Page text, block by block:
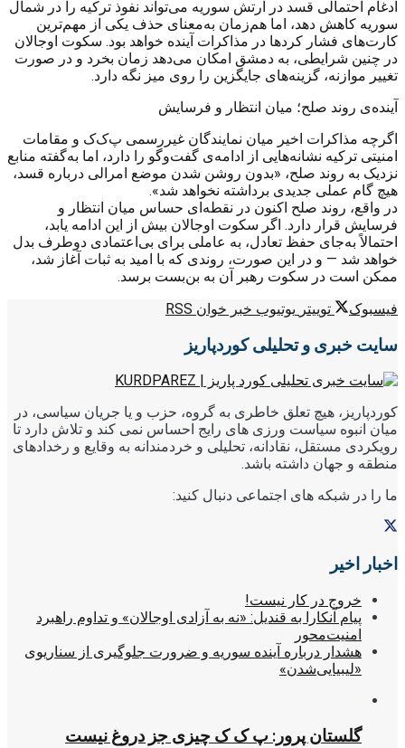
ادغام احتمالی قسد در ارتش سوریه می‌تواند نفوذ ترکیه را در شمال
سوریه کاهش دهد، اما هم‌زمان به‌معنای حذف یکی از مهم‌ترین
کارت‌های فشار کردها در مذاکرات آینده خواهد بود. سکوت اوجالان
در چنین شرایطی، به دمشق امکان می‌دهد زمان بخرد و در صورت
تغییر موازنه، گزینه‌های جایگزین را روی میز نگه دارد.
آینده‌ی روند صلح؛ میان انتظار و فرسایش
اگرچه مذاکرات اخیر میان نمایندگان غیررسمی پ‌ک‌ک و مقامات
امنیتی ترکیه نشانه‌هایی از ادامه‌ی گفت‌وگو را دارد، اما به‌گفته منابع
نزدیک به روند صلح، «بدون روشن شدن موضع امرالی درباره قسد،
هیچ گام عملی جدیدی برداشته نخواهد شد».
در واقع، روند صلح اکنون در نقطه‌ای حساس میان انتظار و
فرسایش قرار دارد. اگر سکوت اوجالان بیش از این ادامه یابد،
احتمالاً به‌جای حفظ تعادل، به عاملی برای بی‌اعتمادی دوطرف بدل
خواهد شد — و در این صورت، روندی که با امید به ثبات آغاز شد،
ممکن است در سکوت رهبر آن به بن‌بست برسد.
فیسبوک
توییتر یوتیوب خبر خوان RSS
سایت خبری و تحلیلی کوردپاریز
کوردپاریز، هیچ تعلق خاطری به گروه، حزب و یا جریان سیاسی، در
میان انبوه سیاست ورزی های رایج احساس نمی کند و تلاش دارد تا
رویکردی مستقل، نقادانه، تحلیلی و خردمندانه به وقایع و رخدادهای
منطقه و جهان داشته باشد.
ما را در شبکه های اجتماعی دنبال کنید:
اخبار اخیر
خروج در کار نیست!
پیام آنکارا به قندیل: «نه به آزادی اوجالان» و تداوم راهبرد
امنیت‌محور
هشدار درباره آینده سوریه و ضرورت جلوگیری از سناریوی
«لیبیایی‌شدن»
گلستان پرور: پ ک ک چیزی جز دروغ نیست